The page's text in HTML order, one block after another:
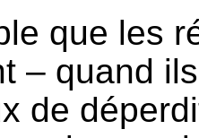
que les
– quand
de